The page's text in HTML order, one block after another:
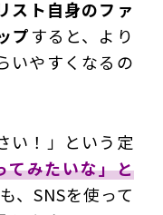
スト自身のファ
プすると、より
いやすくなるの
い！」という定
てみたいな」と
、SNSを使って